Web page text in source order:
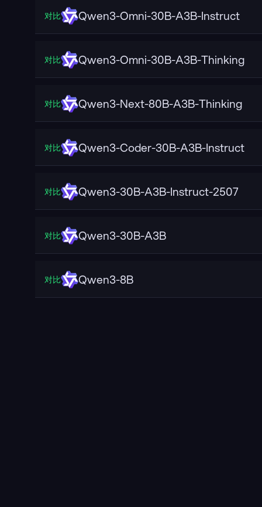
对比 Qwen3-Omni-30B-A3B-Instruct
对比 Qwen3-Omni-30B-A3B-Thinking
对比 Qwen3-Next-80B-A3B-Thinking
对比 Qwen3-Coder-30B-A3B-Instruct
对比 Qwen3-30B-A3B-Instruct-2507
对比 Qwen3-30B-A3B
对比 Qwen3-8B